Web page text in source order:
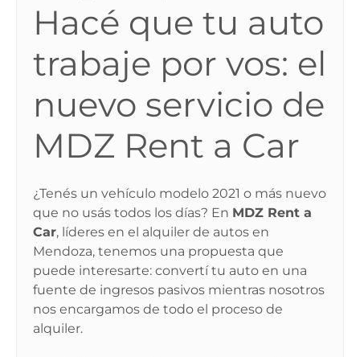
Hacé que tu auto
trabaje por vos: el
nuevo servicio de
MDZ Rent a Car
¿Tenés un vehículo modelo 2021 o más nuevo
que no usás todos los días? En MDZ Rent a
Car, líderes en el alquiler de autos en
Mendoza, tenemos una propuesta que
puede interesarte: convertí tu auto en una
fuente de ingresos pasivos mientras nosotros
nos encargamos de todo el proceso de
alquiler.